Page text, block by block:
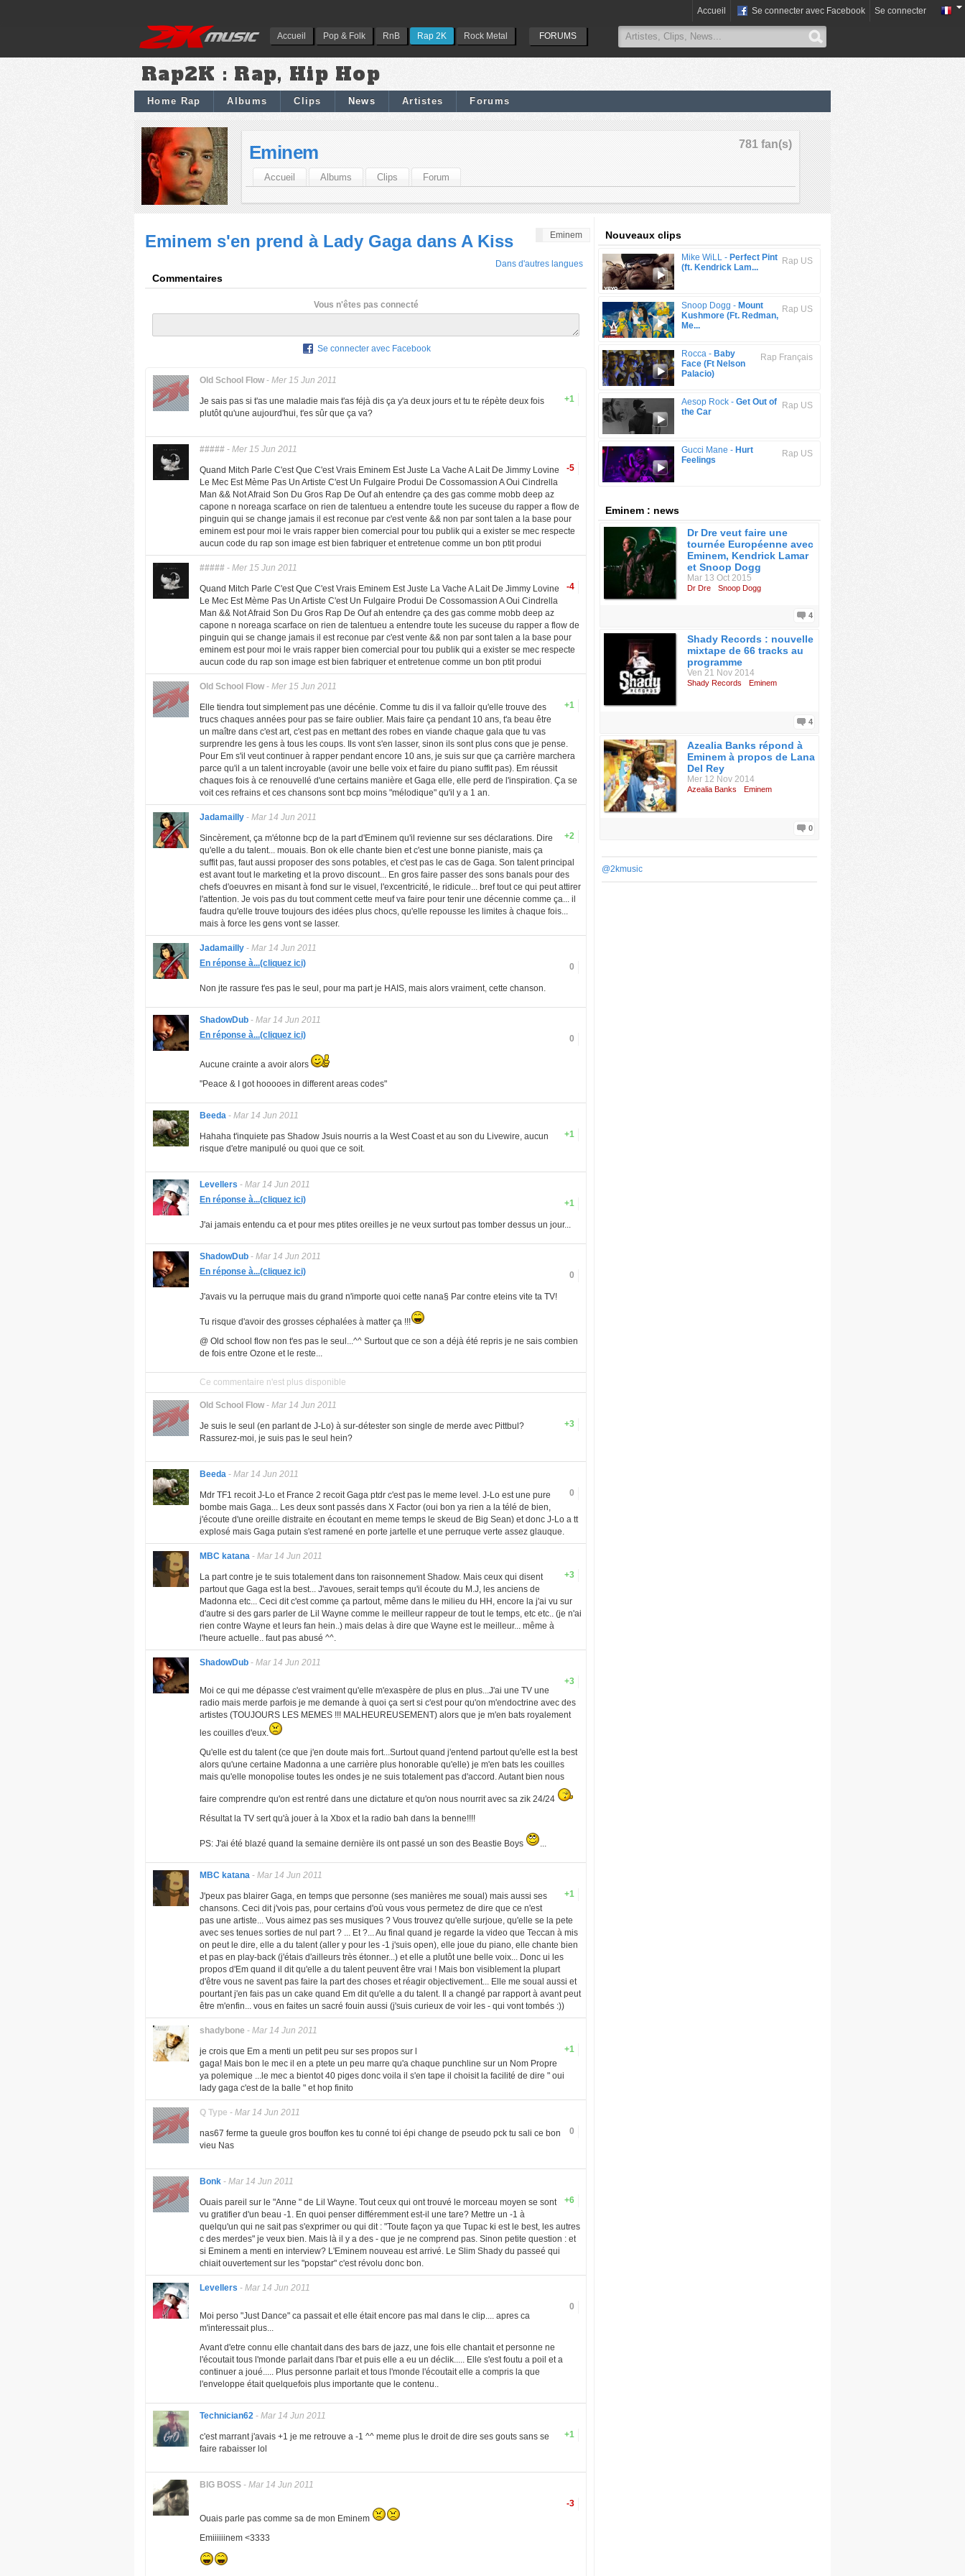
Accueil Pop & Folk RnB Rap 2K Rock Metal FORUMS
Accueil Se connecter avec Facebook Se connecter
Rap2K : Rap, Hip Hop
Home Rap Albums Clips News Artistes Forums
781 fan(s)
Eminem
Accueil Albums Clips Forum
Eminem
Eminem s'en prend à Lady Gaga dans A Kiss
Dans d'autres langues
Commentaires
Vous n'êtes pas connecté
Se connecter avec Facebook
Old School Flow - Mer 15 Jun 2011
+1
Je sais pas si t'as une maladie mais t'as féjà dis ça y'a deux jours et tu te répète deux fois
plutôt qu'une aujourd'hui, t'es sûr que ça va?
##### - Mer 15 Jun 2011
-5
Quand Mitch Parle C'est Que C'est Vrais Eminem Est Juste La Vache A Lait De Jimmy Lovine
Le Mec Est Mème Pas Un Artiste C'est Un Fulgaire Produi De Cossomassion A Oui Cindrella
Man && Not Afraid Son Du Gros Rap De Ouf ah entendre ça des gas comme mobb deep az
capone n noreaga scarface on rien de talentueu a entendre toute les suceuse du rapper a flow de
pinguin qui se change jamais il est reconue par c'est vente && non par sont talen a la base pour
eminem est pour moi le vrais rapper bien comercial pour tou publik qui a exister se mec respecte
aucun code du rap son image est bien fabriquer et entretenue comme un bon ptit produi
##### - Mer 15 Jun 2011
-4
Quand Mitch Parle C'est Que C'est Vrais Eminem Est Juste La Vache A Lait De Jimmy Lovine
Le Mec Est Mème Pas Un Artiste C'est Un Fulgaire Produi De Cossomassion A Oui Cindrella
Man && Not Afraid Son Du Gros Rap De Ouf ah entendre ça des gas comme mobb deep az
capone n noreaga scarface on rien de talentueu a entendre toute les suceuse du rapper a flow de
pinguin qui se change jamais il est reconue par c'est vente && non par sont talen a la base pour
eminem est pour moi le vrais rapper bien comercial pour tou publik qui a exister se mec respecte
aucun code du rap son image est bien fabriquer et entretenue comme un bon ptit produi
Old School Flow - Mer 15 Jun 2011
+1
Elle tiendra tout simplement pas une décénie. Comme tu dis il va falloir qu'elle trouve des
trucs chaques années pour pas se faire oublier. Mais faire ça pendant 10 ans, t'a beau être
un maître dans c'est art, c'est pas en mettant des robes en viande chaque gala que tu vas
surprendre les gens à tous les coups. Ils vont s'en lasser, sinon ils sont plus cons que je pense.
Pour Em s'il veut continuer à rapper pendant encore 10 ans, je suis sur que ça carrière marchera
parce qu'il a un talent incroyable (avoir une belle voix et faire du piano suffit pas). Em réussit
chaques fois à ce renouvellé d'une certains manière et Gaga elle, elle perd de l'inspiration. Ça se
voit ces refrains et ces chansons sont bcp moins "mélodique" qu'il y a 1 an.
Jadamailly - Mar 14 Jun 2011
+2
Sincèrement, ça m'étonne bcp de la part d'Eminem qu'il revienne sur ses déclarations. Dire
qu'elle a du talent... mouais. Bon ok elle chante bien et c'est une bonne pianiste, mais ça
suffit pas, faut aussi proposer des sons potables, et c'est pas le cas de Gaga. Son talent principal
est avant tout le marketing et la provo discount... En gros faire passer des sons banals pour des
chefs d'oeuvres en misant à fond sur le visuel, l'excentricité, le ridicule... bref tout ce qui peut attirer
l'attention. Je vois pas du tout comment cette meuf va faire pour tenir une décennie comme ça... il
faudra qu'elle trouve toujours des idées plus chocs, qu'elle repousse les limites à chaque fois...
mais à force les gens vont se lasser.
Jadamailly - Mar 14 Jun 2011
0
En réponse à...(cliquez ici)
Non jte rassure t'es pas le seul, pour ma part je HAIS, mais alors vraiment, cette chanson.
ShadowDub - Mar 14 Jun 2011
0
En réponse à...(cliquez ici)
Aucune crainte a avoir alors
"Peace & I got hooooes in different areas codes"
Beeda - Mar 14 Jun 2011
+1
Hahaha t'inquiete pas Shadow Jsuis nourris a la West Coast et au son du Livewire, aucun
risque d'etre manipulé ou quoi que ce soit.
Levellers - Mar 14 Jun 2011
+1
En réponse à...(cliquez ici)
J'ai jamais entendu ca et pour mes ptites oreilles je ne veux surtout pas tomber dessus un jour...
ShadowDub - Mar 14 Jun 2011
0
En réponse à...(cliquez ici)
J'avais vu la perruque mais du grand n'importe quoi cette nana§ Par contre eteins vite ta TV!
Tu risque d'avoir des grosses céphalées à matter ça !!!
@ Old school flow non t'es pas le seul...^^ Surtout que ce son a déjà été repris je ne sais combien
de fois entre Ozone et le reste...
Ce commentaire n'est plus disponible
Old School Flow - Mar 14 Jun 2011
+3
Je suis le seul (en parlant de J-Lo) à sur-détester son single de merde avec Pittbul?
Rassurez-moi, je suis pas le seul hein?
Beeda - Mar 14 Jun 2011
0
Mdr TF1 recoit J-Lo et France 2 recoit Gaga ptdr c'est pas le meme level. J-Lo est une pure
bombe mais Gaga... Les deux sont passés dans X Factor (oui bon ya rien a la télé de bien,
j'écoute d'une oreille distraite en écoutant en meme temps le skeud de Big Sean) et donc J-Lo a tt
explosé mais Gaga putain s'est ramené en porte jartelle et une perruque verte assez glauque.
MBC katana - Mar 14 Jun 2011
+3
La part contre je te suis totalement dans ton raisonnement Shadow. Mais ceux qui disent
partout que Gaga est la best... J'avoues, serait temps qu'il écoute du M.J, les anciens de
Madonna etc... Ceci dit c'est comme ça partout, même dans le milieu du HH, encore la j'ai vu sur
d'autre si des gars parler de Lil Wayne comme le meilleur rappeur de tout le temps, etc etc.. (je n'ai
rien contre Wayne et leurs fan hein..) mais delas à dire que Wayne est le meilleur... même à
l'heure actuelle.. faut pas abusé ^^.
ShadowDub - Mar 14 Jun 2011
+3
Moi ce qui me dépasse c'est vraiment qu'elle m'exaspère de plus en plus...J'ai une TV une
radio mais merde parfois je me demande à quoi ça sert si c'est pour qu'on m'endoctrine avec des
artistes (TOUJOURS LES MEMES !!! MALHEUREUSEMENT) alors que je m'en bats royalement
les couilles d'eux.
Qu'elle est du talent (ce que j'en doute mais fort...Surtout quand j'entend partout qu'elle est la best
alors qu'une certaine Madonna a une carrière plus honorable qu'elle) je m'en bats les couilles
mais qu'elle monopolise toutes les ondes je ne suis totalement pas d'accord. Autant bien nous
faire comprendre qu'on est rentré dans une dictature et qu'on nous nourrit avec sa zik 24/24
Résultat la TV sert qu'à jouer à la Xbox et la radio bah dans la benne!!!!
PS: J'ai été blazé quand la semaine dernière ils ont passé un son des Beastie Boys
MBC katana - Mar 14 Jun 2011
+1
J'peux pas blairer Gaga, en temps que personne (ses manières me soual) mais aussi ses
chansons. Ceci dit j'vois pas, pour certains d'où vous vous permetez de dire que ce n'est
pas une artiste... Vous aimez pas ses musiques ? Vous trouvez qu'elle surjoue, qu'elle se la pete
avec ses tenues sorties de nul part ? ... Et ?... Au final quand je regarde la video que Teccan à mis
on peut le dire, elle a du talent (aller y pour les -1 j'suis open), elle joue du piano, elle chante bien
et pas en play-back (j'étais d'ailleurs très étonner...) et elle a plutôt une belle voix... Donc ui les
propos d'Em quand il dit qu'elle a du talent peuvent être vrai ! Mais bon visiblement la plupart
d'être vous ne savent pas faire la part des choses et réagir objectivement... Elle me soual aussi et
pourtant j'en fais pas un cake quand Em dit qu'elle a du talent. Il a changé par rapport à avant peut
être m'enfin... vous en faites un sacré fouin aussi (j'suis curieux de voir les - qui vont tombés :))
shadybone - Mar 14 Jun 2011
+1
je crois que Em a menti un petit peu sur ses propos sur l
gaga! Mais bon le mec il en a ptete un peu marre qu'a chaque punchline sur un Nom Propre
ya polemique ...le mec a bientot 40 piges donc voila il s'en tape il choisit la facilité de dire " oui
lady gaga c'est de la balle " et hop finito
Q Type - Mar 14 Jun 2011
0
nas67 ferme ta gueule gros bouffon kes tu conné toi épi change de pseudo pck tu sali ce bon
vieu Nas
Bonk - Mar 14 Jun 2011
+6
Ouais pareil sur le "Anne " de Lil Wayne. Tout ceux qui ont trouvé le morceau moyen se sont
vu gratifier d'un beau -1. En quoi penser différemment est-il une tare? Mettre un -1 à
quelqu'un qui ne sait pas s'exprimer ou qui dit : "Toute façon ya que Tupac ki est le best, les autres
c des merdes" je veux bien. Mais là il y a des - que je ne comprend pas. Sinon petite question : et
si Eminem a menti en interview? L'Eminem nouveau est arrivé. Le Slim Shady du passeé qui
chiait ouvertement sur les "popstar" c'est révolu donc bon.
Levellers - Mar 14 Jun 2011
0
Moi perso "Just Dance" ca passait et elle était encore pas mal dans le clip.... apres ca
m'interessait plus...
Avant d'etre connu elle chantait dans des bars de jazz, une fois elle chantait et personne ne
l'écoutait tous l'monde parlait dans l'bar et puis elle a eu un déclik..... Elle s'est foutu a poil et a
continuer a joué..... Plus personne parlait et tous l'monde l'écoutait elle a compris la que
l'enveloppe était quelquefois plus importante que le contenu..
Technician62 - Mar 14 Jun 2011
+1
c'est marrant j'avais +1 je me retrouve a -1 ^^ meme plus le droit de dire ses gouts sans se
faire rabaisser lol
BlG BOSS - Mar 14 Jun 2011
-3
Ouais parle pas comme sa de mon Eminem
Emiiiiiinem <3333
Nouveaux clips
Rap US
Mike WiLL - Perfect Pint
(ft. Kendrick Lam...
Rap US
Snoop Dogg - Mount
Kushmore (Ft. Redman,
Me...
Rap Français
Rocca - Baby
Face (Ft Nelson
Palacio)
Rap US
Aesop Rock - Get Out of
the Car
Rap US
Gucci Mane - Hurt
Feelings
Eminem : news
Dr Dre veut faire une
tournée Européenne avec
Eminem, Kendrick Lamar
et Snoop Dogg
Mar 13 Oct 2015
Dr Dre Snoop Dogg
4
Shady Records : nouvelle
mixtape de 66 tracks au
programme
Ven 21 Nov 2014
Shady Records Eminem
4
Azealia Banks répond à
Eminem à propos de Lana
Del Rey
Mer 12 Nov 2014
Azealia Banks Eminem
0
@2kmusic